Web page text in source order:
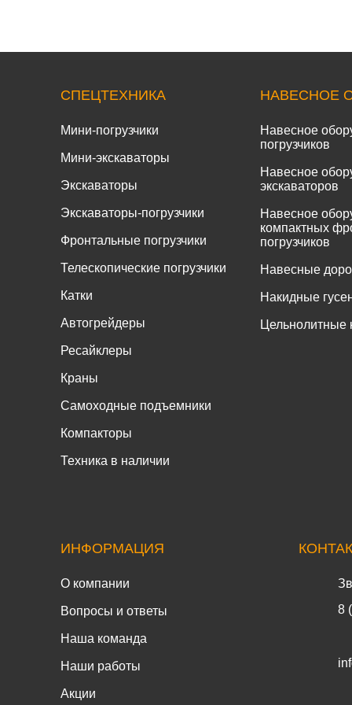
СПЕЦТЕХНИКА
Мини-погрузчики
Мини-экскаваторы
Экскаваторы
Экскаваторы-погрузчики
Фронтальные погрузчики
Телескопические погрузчики
Катки
Автогрейдеры
Ресайклеры
Краны
Самоходные подъемники
Компакторы
Техника в наличии
НАВЕСНОЕ
Навесное
погрузчиков
Навесное
экскаваторов
Навесное
компактных
погрузчиков
Навесные
Накидные
Цельнолитные
ИНФОРМАЦИЯ
О компании
Вопросы и ответы
Наша команда
Наши работы
Акции
8